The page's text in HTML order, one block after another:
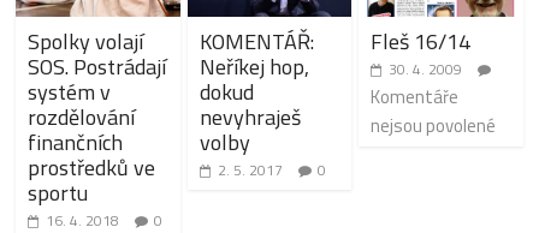
Spolky volají
SOS. Postrádají
systém v
rozdělování
finančních
prostředků ve
sportu
16. 4. 2018 0
KOMENTÁŘ:
Neříkej hop,
dokud
nevyhraješ
volby
2. 5. 2017 0
Fleš 16/14
30. 4. 2009
Komentáře
nejsou povolené